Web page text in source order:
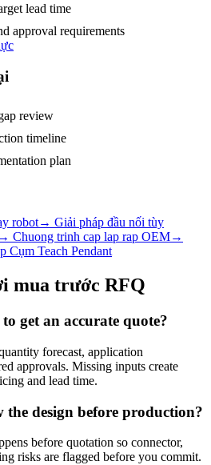
lead time
approval requirements
review
timeline
plan
robot→ Giải pháp đầu nối tùy
→ Chuong trinh cap lap rap OEM→
Cụm Teach Pendant
mua trước RFQ
get an accurate quote?
forecast, application
approvals. Missing inputs create
and lead time.
design before production?
before quotation so connector,
risks are flagged before you commit.